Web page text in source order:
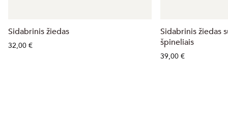
Sidabrinis žiedas
32,00 €
Sidabrinis žiedas
špineliais
39,00 €